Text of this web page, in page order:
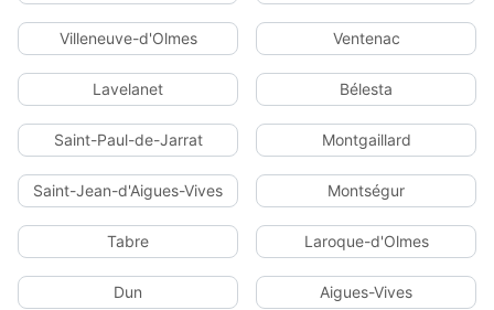
Villeneuve-d'Olmes Ventenac
Lavelanet Bélesta
Saint-Paul-de-Jarrat Montgaillard
Saint-Jean-d'Aigues-Vives Montségur
Tabre Laroque-d'Olmes
Dun Aigues-Vives